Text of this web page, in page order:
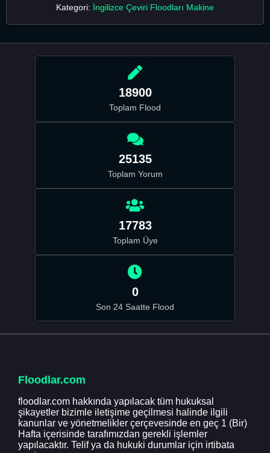
Kategori: İngilizce Çeviri Floodları Makine
18900
Toplam Flood
25135
Toplam Yorum
17783
Toplam Üye
0
Son 24 Saatte Flood
Floodlar.com
floodlar.com hakkında yapılacak tüm hukuksal
şikayetler bizimle iletişime geçilmesi halinde ilgili
kanunlar ve yönetmelikler çerçevesinde en geç 1 (Bir)
Hafta içerisinde tarafımızdan gerekli işlemler
yapılacaktır. Telif ya da hukuki durumlar için irtibata